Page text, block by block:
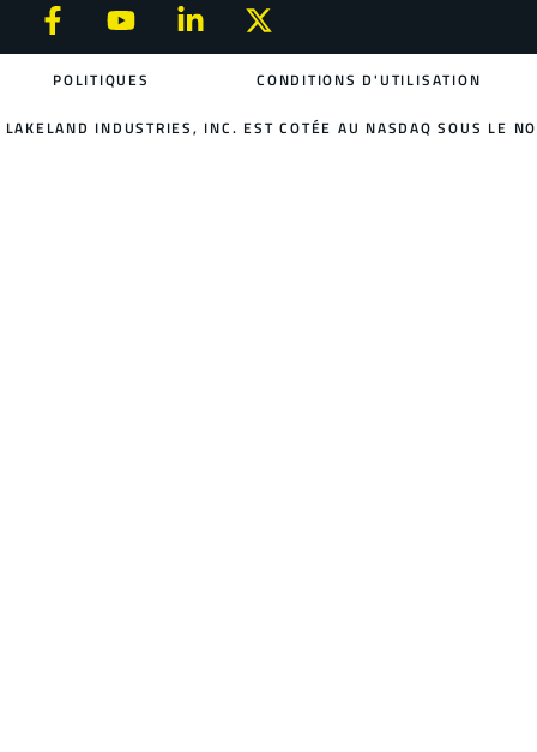
POLITIQUES CONDITIONS D'UTILISATION
LAKELAND INDUSTRIES, INC. EST COTÉE AU NASDAQ SOUS LE